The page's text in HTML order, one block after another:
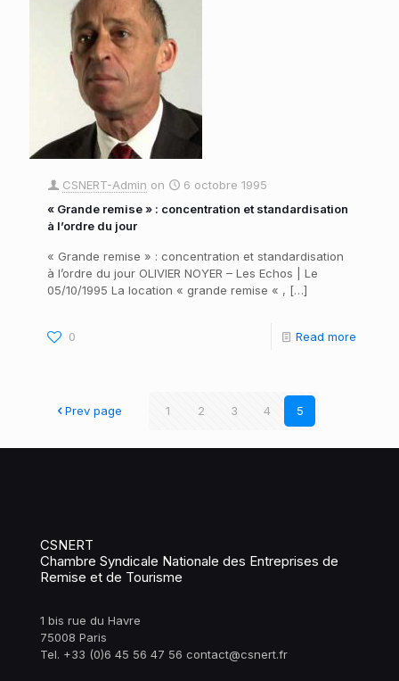
CSNERT-Admin on
6 octobre 1995
« Grande remise » : concentration et standardisation
à l’ordre du jour
« Grande remise » : concentration et standardisation
à l’ordre du jour OLIVIER NOYER – Les Echos | Le
05/10/1995 La location « grande remise « , […]
0 Read more
Prev page 1 2 3 4 5
CSNERT
Chambre Syndicale Nationale des Entreprises de
Remise et de Tourisme
1 bis rue du Havre
75008 Paris
Tel. +33 (0)6 45 56 47 56 contact@csnert.fr